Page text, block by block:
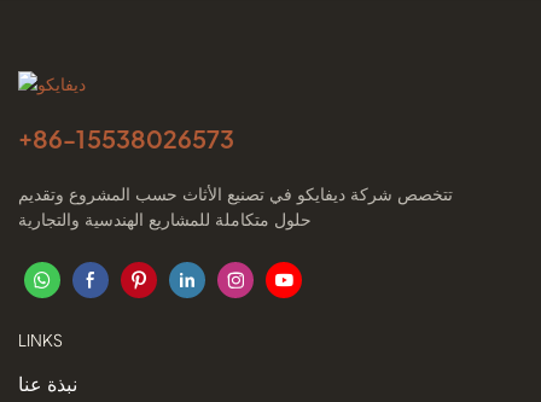
+86-15538026573
تتخصص شركة ديفايكو في تصنيع الأثاث حسب المشروع وتقديم
حلول متكاملة للمشاريع الهندسية والتجارية
LINKS
نبذة عنا